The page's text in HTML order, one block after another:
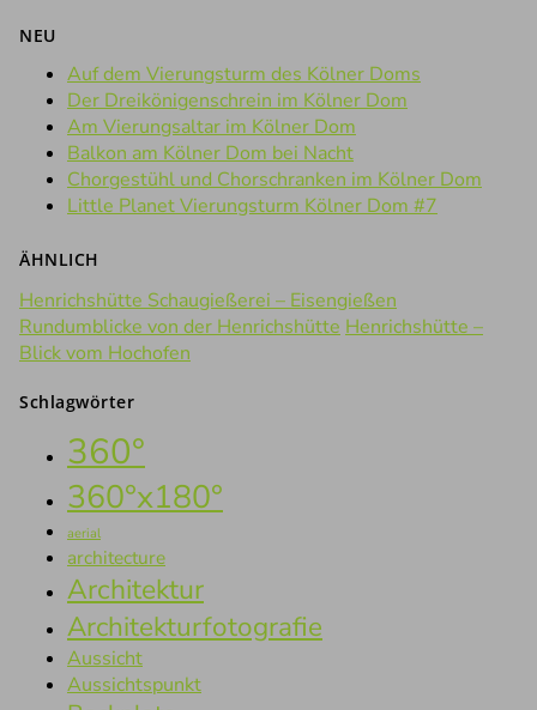
NEU
Auf dem Vierungsturm des Kölner Doms
Der Dreikönigenschrein im Kölner Dom
Am Vierungsaltar im Kölner Dom
Balkon am Kölner Dom bei Nacht
Chorgestühl und Chorschranken im Kölner Dom
Little Planet Vierungsturm Kölner Dom #7
ÄHNLICH
Henrichshütte Schaugießerei – Eisengießen
Rundumblicke von der Henrichshütte Henrichshütte –
Blick vom Hochofen
Schlagwörter
360°
360°x180°
aerial
architecture
Architektur
Architekturfotografie
Aussicht
Aussichtspunkt